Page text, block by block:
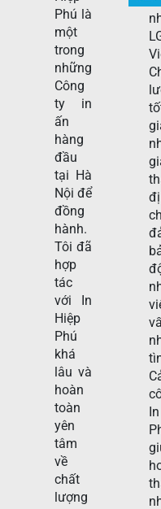
Phú là
một
trong
những
Công
ty in
ấn
hàng
đầu
tại Hà
Nội để
đồng
hành.
Tôi đã
hợp
tác
với In
Hiệp
Phú
khá
lâu và
hoàn
toàn
yên
tâm
về
chất
lượng